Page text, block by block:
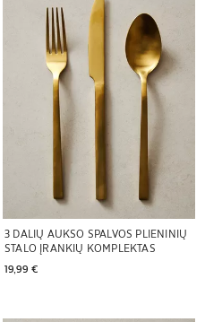
3 DALIŲ AUKSO SPALVOS PLIENINIŲ
STALO ĮRANKIŲ KOMPLEKTAS
19,99 €
Paveikslėlis pakeistas į 1 iš 6